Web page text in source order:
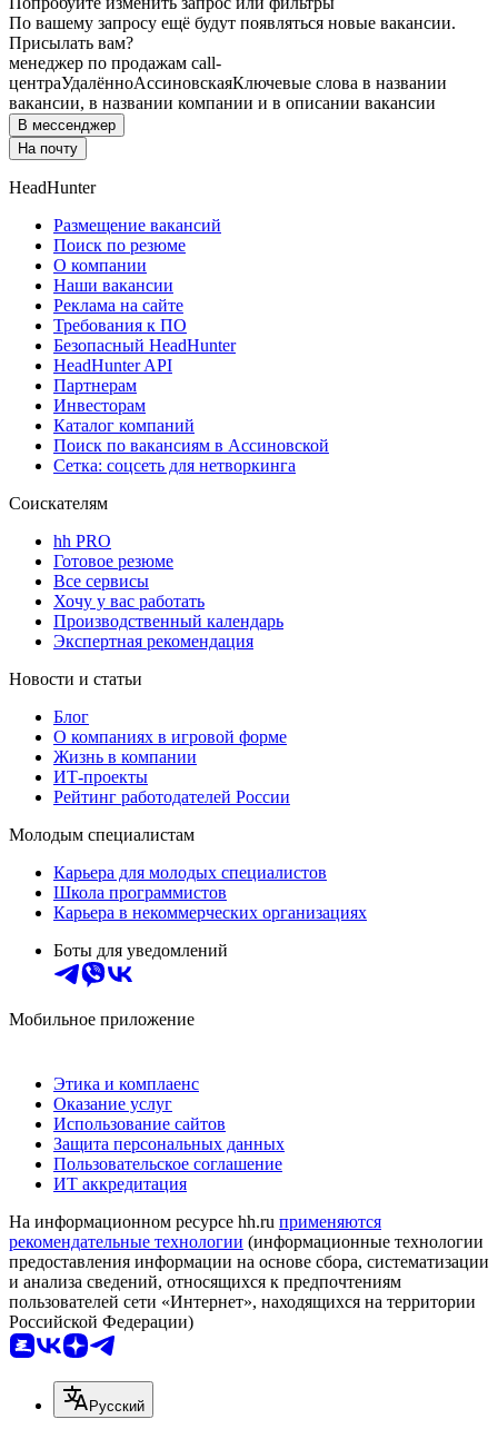
По вашему запросу ещё будут появляться новые вакансии.
Присылать вам?
менеджер по продажам call-
центраУдалённоАссиновскаяКлючевые слова в названии
вакансии, в названии компании и в описании вакансии
В мессенджер
На почту
HeadHunter
Размещение вакансий
Поиск по резюме
О компании
Наши вакансии
Реклама на сайте
Требования к ПО
Безопасный HeadHunter
HeadHunter API
Партнерам
Инвесторам
Каталог компаний
Поиск по вакансиям в Ассиновской
Сетка: соцсеть для нетворкинга
Соискателям
hh PRO
Готовое резюме
Все сервисы
Хочу у вас работать
Производственный календарь
Экспертная рекомендация
Новости и статьи
Блог
О компаниях в игровой форме
Жизнь в компании
ИТ-проекты
Рейтинг работодателей России
Молодым специалистам
Карьера для молодых специалистов
Школа программистов
Карьера в некоммерческих организациях
Боты для уведомлений
Мобильное приложение
Этика и комплаенс
Оказание услуг
Использование сайтов
Защита персональных данных
Пользовательское соглашение
ИТ аккредитация
На информационном ресурсе hh.ru применяются
рекомендательные технологии (информационные технологии
предоставления информации на основе сбора, систематизации
и анализа сведений, относящихся к предпочтениям
пользователей сети «Интернет», находящихся на территории
Российской Федерации)
Русский